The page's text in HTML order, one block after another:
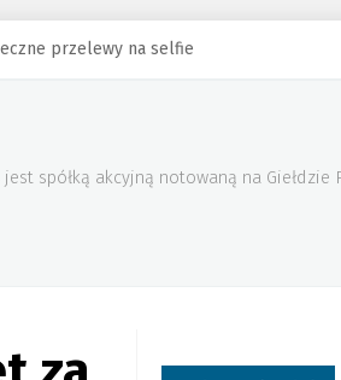
przelewy na selfie
spółką akcyjną notowaną na